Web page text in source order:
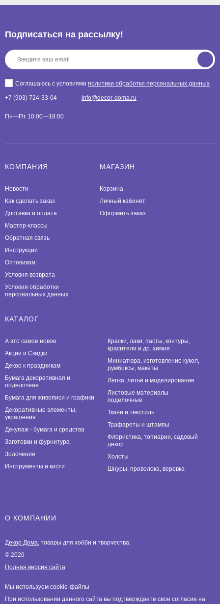
Подписаться на рассылкy!
Соглашаюсь с условиями политики обработки персональных данных
+7 (903) 724-33-04 info@decor-doma.ru
Пн—Пт 10:00—18:00
КОМПАНИЯ
Новости
Как сделать заказ
Доставка и оплата
Мастер-классы
Обратная связь
Инструкции
Оптовикам
Условия возврата
Условия обработки
персональных данных
МАГАЗИН
Корзина
Личный кабинет
Оформить заказ
КАТАЛОГ
А это самое новое
Акции и Скидки
Декор к праздникам
Бумага декоративная и
поделочная
Бумага для живописи и графики
Декоративные элементы,
украшения
Декупаж - бумага и средства
Заготовки и фурнитура
Золочение
Инструменты и кисти
Краски, лаки, пасты, контуры,
красители и др. химия
Миниатюра, изготовление кукол,
румбоксы, макеты
Лепка, литьё и моделирование
Листовые материалы
поделочные
Ткани и текстиль
Трафареты и штампы
Флористика, топиарии, садовый
декор
Холсты
Шнуры, проволока, веревка
О КОМПАНИИ
Декор Дома, товары для хобби и творчества.
© 2026
Полная версия сайта
Мы используем cookie-файлы
При использовании данного сайта вы подтверждаете свое согласие на